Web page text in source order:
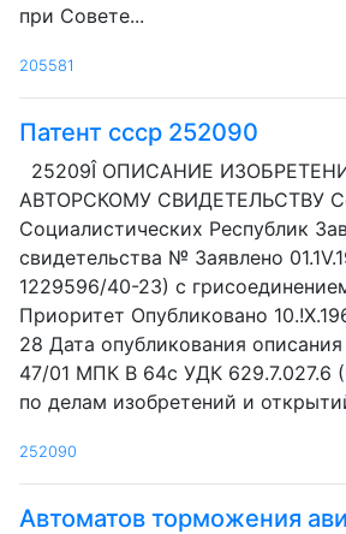
при Совете...
205581
Патент ссср 252090
25209Î ОПИСАНИЕ
АВТОРСКОМУ СВИДЕТЕЛЬСТВУ
Социалистических Республик
свидетельства № Заявлено
1229596/40-23) с
Приоритет Опубликовано
28 Дата опубликования
47/01 МПК В 64с УДК 629.7.027.6
по делам изобретений и
252090
Автоматов торможения